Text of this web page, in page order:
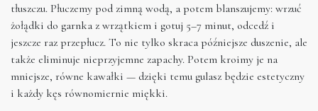
tłuszczu. Płuczemy pod zimną wodą, a potem blanszujemy: wrzuć
żołądki do garnka z wrzątkiem i gotuj 5–7 minut, odcedź i
jeszcze raz przepłucz. To nie tylko skraca późniejsze duszenie, ale
także eliminuje nieprzyjemne zapachy. Potem kroimy je na
mniejsze, równe kawałki — dzięki temu gulasz będzie estetyczny
i każdy kęs równomiernie miękki.